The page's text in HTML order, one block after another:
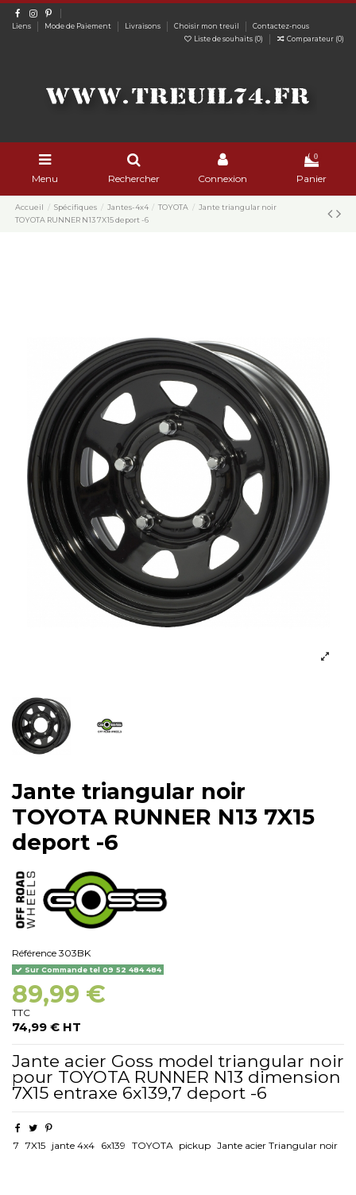
Liens Mode de Paiement Livraisons Choisir mon treuil
Contactez-nous
Liste de souhaits (0) Comparateur (0)
Menu Rechercher Connexion
0
Panier
Accueil Spécifiques Jantes-4x4 TOYOTA
Jante triangular noir
TOYOTA RUNNER N13 7X15 deport -6
Jante triangular noir
TOYOTA RUNNER N13 7X15
deport -6
Référence 303BK
Sur Commande tel 09 52 484 484
89,99 €
TTC
74,99 € HT
Jante acier Goss model triangular noir
pour TOYOTA RUNNER N13 dimension
7X15 entraxe 6x139,7 deport -6
7 7X15 jante 4x4 6x139 TOYOTA pickup Jante acier Triangular noir